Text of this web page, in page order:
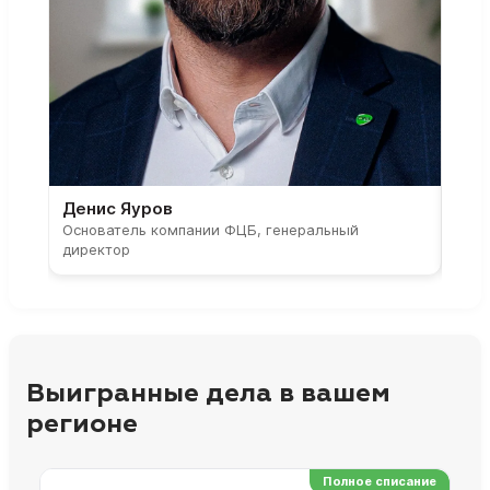
Денис Яуров
Основатель компании ФЦБ, генеральный
директор
Выигранные дела в вашем
регионе
Полное списание